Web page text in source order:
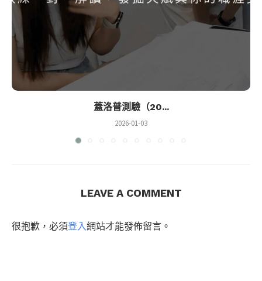
蓋洛普測驗（20...
2026-01-03
LEAVE A COMMENT
很抱歉，必須登入網站才能發佈留言。